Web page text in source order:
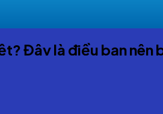
Đây là điều bạn nên
khoảnh khắc ý nghĩa bên gia
kỳ kinh nguyệt trùng đúng